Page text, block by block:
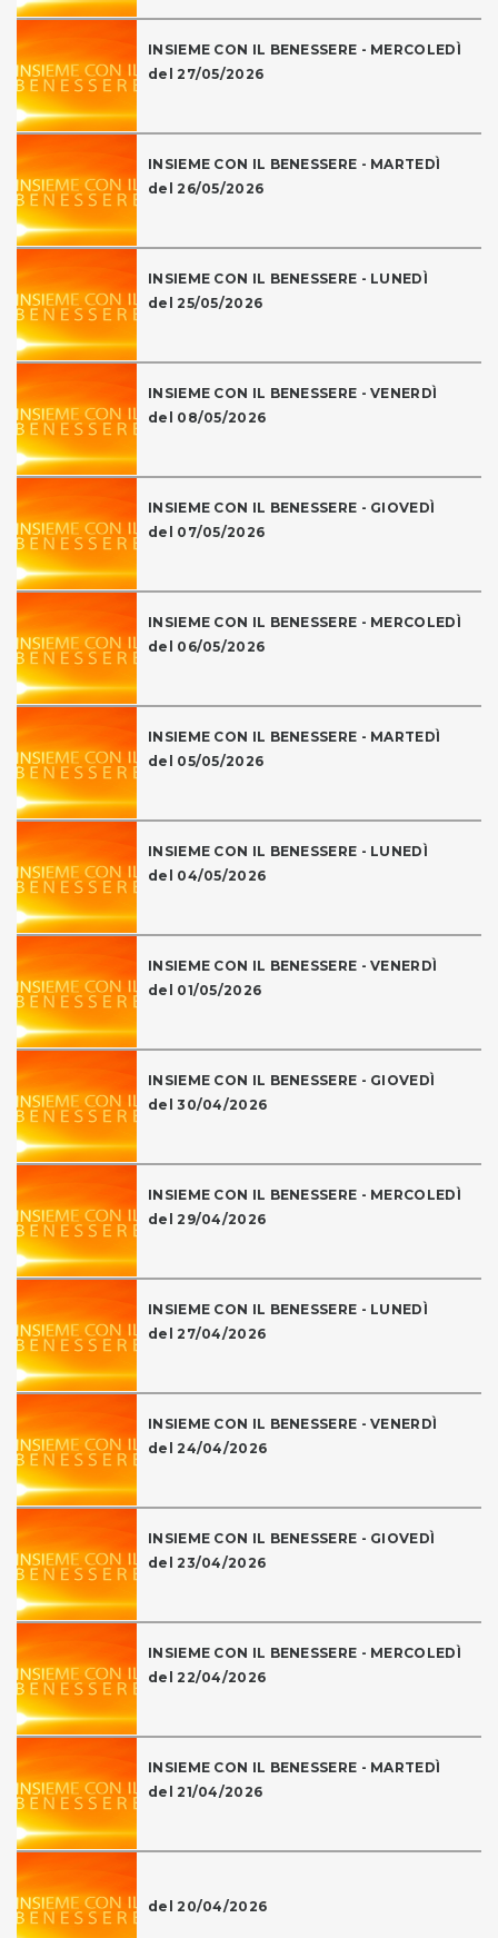
INSIEME CON IL BENESSERE - MERCOLEDÌ
del 27/05/2026
INSIEME CON IL BENESSERE - MARTEDÌ
del 26/05/2026
INSIEME CON IL BENESSERE - LUNEDÌ
del 25/05/2026
INSIEME CON IL BENESSERE - VENERDÌ
del 08/05/2026
INSIEME CON IL BENESSERE - GIOVEDÌ
del 07/05/2026
INSIEME CON IL BENESSERE - MERCOLEDÌ
del 06/05/2026
INSIEME CON IL BENESSERE - MARTEDÌ
del 05/05/2026
INSIEME CON IL BENESSERE - LUNEDÌ
del 04/05/2026
INSIEME CON IL BENESSERE - VENERDÌ
del 01/05/2026
INSIEME CON IL BENESSERE - GIOVEDÌ
del 30/04/2026
INSIEME CON IL BENESSERE - MERCOLEDÌ
del 29/04/2026
INSIEME CON IL BENESSERE - LUNEDÌ
del 27/04/2026
INSIEME CON IL BENESSERE - VENERDÌ
del 24/04/2026
INSIEME CON IL BENESSERE - GIOVEDÌ
del 23/04/2026
INSIEME CON IL BENESSERE - MERCOLEDÌ
del 22/04/2026
INSIEME CON IL BENESSERE - MARTEDÌ
del 21/04/2026
del 20/04/2026